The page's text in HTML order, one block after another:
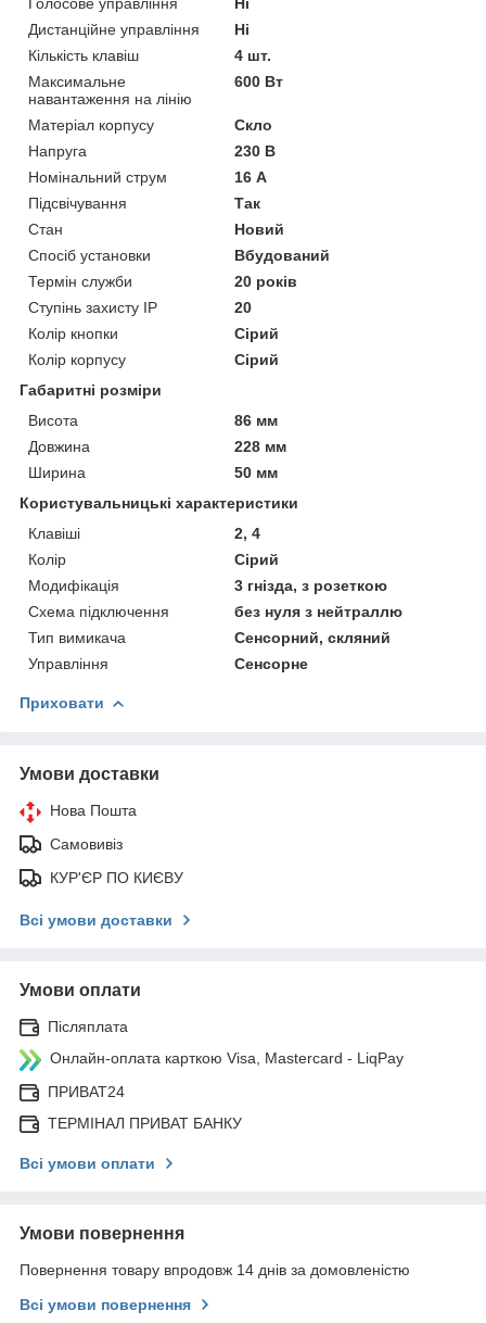
Дистанційне управління
Ні
Кількість клавіш
4 шт.
Максимальне
навантаження на лінію
600 Вт
Матеріал корпусу
Скло
Напруга
230 В
Номінальний струм
16 А
Підсвічування
Так
Стан
Новий
Спосіб установки
Вбудований
Термін служби
20 років
Ступінь захисту IP
20
Колір кнопки
Сірий
Колір корпусу
Сірий
Габаритні розміри
Висота
86 мм
Довжина
228 мм
Ширина
50 мм
Користувальницькі характеристики
Клавіші
2, 4
Колір
Сірий
Модифікація
3 гнізда, з розеткою
Схема підключення
без нуля з нейтраллю
Тип вимикача
Сенсорний, скляний
Управління
Сенсорне
Приховати
Умови доставки
Нова Пошта
Самовивіз
КУР'ЄР ПО КИЄВУ
Всі умови доставки
Умови оплати
Післяплата
Онлайн-оплата карткою Visa, Mastercard - LiqPay
ПРИВАТ24
ТЕРМІНАЛ ПРИВАТ БАНКУ
Всі умови оплати
Умови повернення
Повернення товару впродовж 14 днів за домовленістю
Всі умови повернення